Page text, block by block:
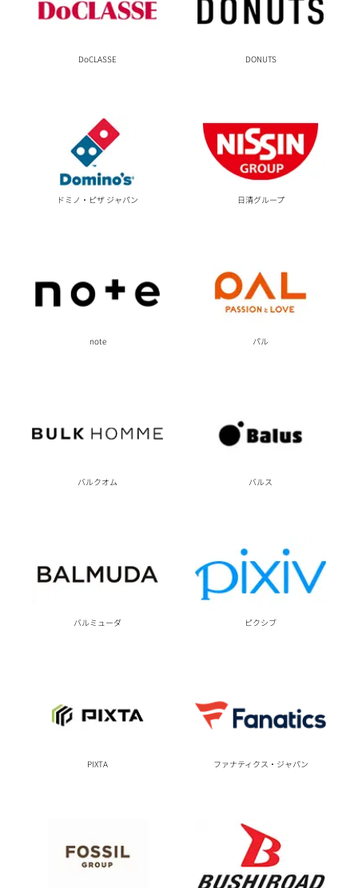
DoCLASSE DONUTS
ドミノ・ピザ ジャパン 日清グループ
note パル
バルクオム バルス
バルミューダ ピクシブ
PIXTA ファナティクス・ジャパン